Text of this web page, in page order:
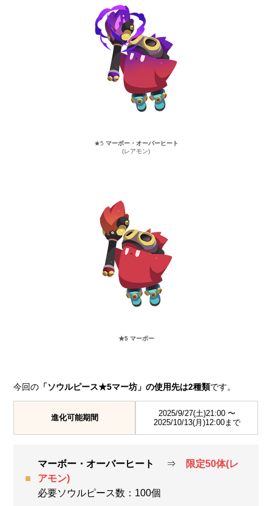
★5 マーボー・オーバーヒート
(レアモン)
★5 マーボー
今回の 「ソウルピース★5マー坊」の使用先は2種類です。
進化可能期間
2025/9/27(土)21:00 〜
2025/10/13(月)12:00まで
マーボー・オーバーヒート ⇒ 限定50体(レ
アモン)
必要ソウルピース数：100個